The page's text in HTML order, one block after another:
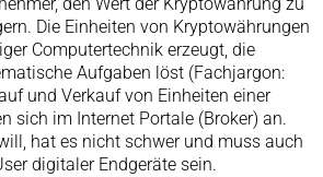
Die Einheiten von Kryptowährungen
Computertechnik erzeugt, die
Aufgaben löst (Fachjargon:
und Verkauf von Einheiten einer
sich im Internet Portale (Broker) an.
hat es nicht schwer und muss auch
digitaler Endgeräte sein.